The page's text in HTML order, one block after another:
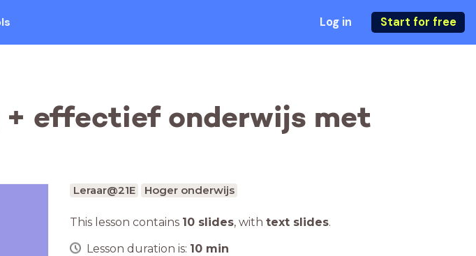
Log in Start for free
effectief onderwijs met
Leraar@21E Hoger onderwijs
This lesson contains 10 slides, with text slides.
Lesson duration is: 10 min